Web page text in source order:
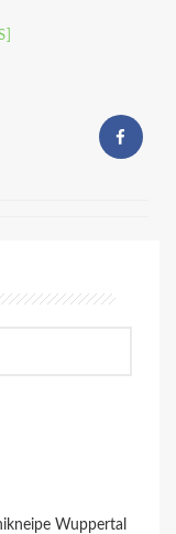
Wuppertal